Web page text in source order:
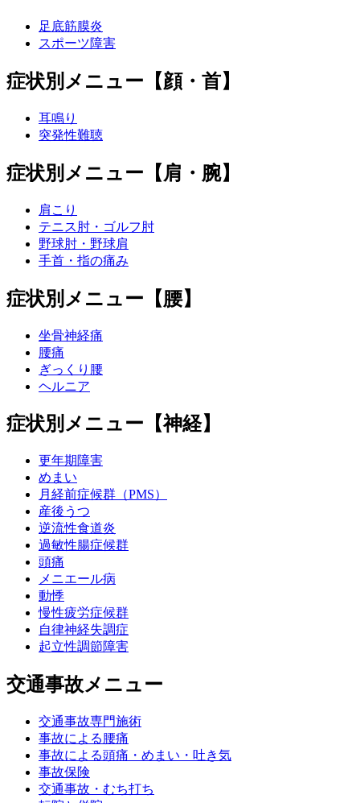
足底筋膜炎
スポーツ障害
症状別メニュー【顔・首】
耳鳴り
突発性難聴
症状別メニュー【肩・腕】
肩こり
テニス肘・ゴルフ肘
野球肘・野球肩
手首・指の痛み
症状別メニュー【腰】
坐骨神経痛
腰痛
ぎっくり腰
ヘルニア
症状別メニュー【神経】
更年期障害
めまい
月経前症候群（PMS）
産後うつ
逆流性食道炎
過敏性腸症候群
頭痛
メニエール病
動悸
慢性疲労症候群
自律神経失調症
起立性調節障害
交通事故メニュー
交通事故専門施術
事故による腰痛
事故による頭痛・めまい・吐き気
事故保険
交通事故・むち打ち